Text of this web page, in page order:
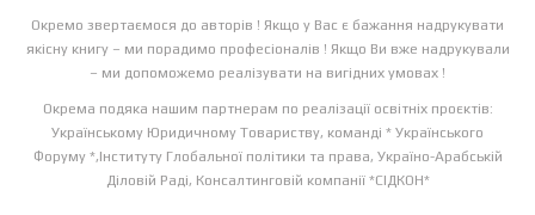
Окремо звертаємося до авторів ! Якщо у Вас є бажання надрукувати
якісну книгу – ми порадимо професіоналів ! Якщо Ви вже надрукували
– ми допоможемо реалізувати на вигідних умовах !
Окрема подяка нашим партнерам по реалізації освітніх проєктів:
Українському Юридичному Товариству, команді * Українського
Форуму *,Інституту Глобальної політики та права, Україно-Арабській
Діловій Раді, Консалтинговій компанії *СІДКОН*